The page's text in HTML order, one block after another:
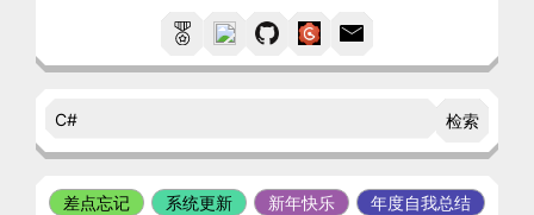
检索
差点忘记 系统更新 新年快乐
年度自我总结